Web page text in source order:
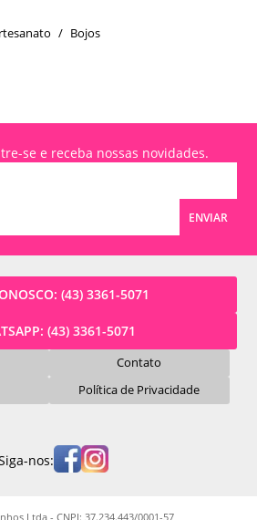
Bojos
se e receba nossas novidades.
ENVIAR
(43) 3361-5071
(43) 3361-5071
Contato
Política de Privacidade
nos:
Ltda - CNPJ: 37.234.443/0001-57